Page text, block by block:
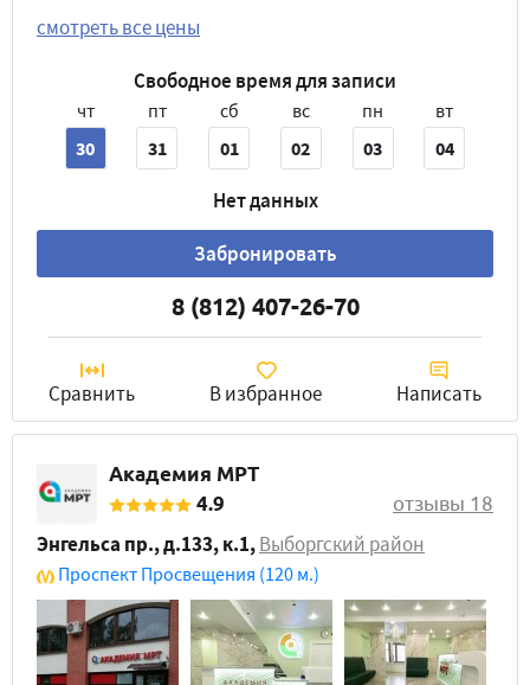
смотреть все цены
Свободное время для записи
чт
30
пт
31
сб
01
вс
02
пн
03
вт
04
Нет данных
Забронировать
8 (812) 407-26-70
Сравнить В избранное Написать
Академия МРТ
4.9
отзывы 18
Энгельса пр., д.133, к.1,Выборгский район
Проспект Просвещения (120 м.)